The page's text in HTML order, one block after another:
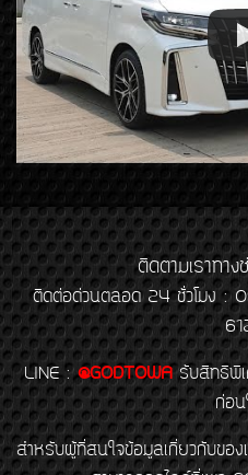
ติดตามเราทาง
ติดต่อด่วนตลอด 24 ชั่วโมง
LINE : @GODTOWA รับสิทธิพิเ
ก่อน
สำหรับผู้ที่สนใจข้อมูลเกี่ยวกับขอ